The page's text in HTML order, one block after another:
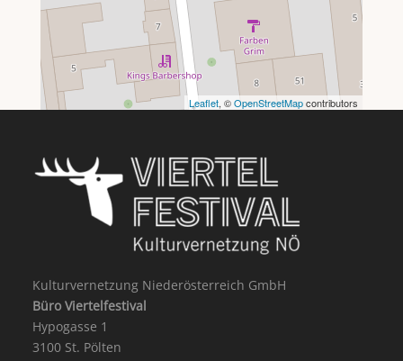
Leaflet, ©OpenStreetMapcontributors
Kulturvernetzung Niederösterreich GmbH
Büro Viertelfestival
Hypogasse 1
3100 St. Pölten